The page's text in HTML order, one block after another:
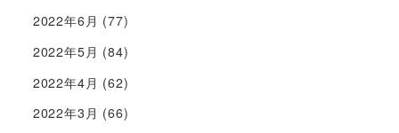
2022年6月 (77)
2022年5月 (84)
2022年4月 (62)
2022年3月 (66)